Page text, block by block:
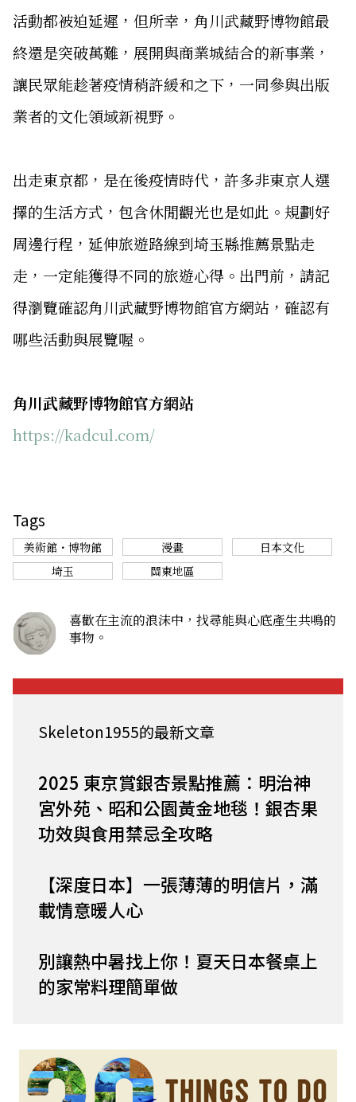
活動都被迫延遲，但所幸，角川武藏野博物館最
終還是突破萬難，展開與商業城結合的新事業，
讓民眾能趁著疫情稍許緩和之下，一同參與出版
業者的文化領域新視野。
出走東京都，是在後疫情時代，許多非東京人選
擇的生活方式，包含休閒觀光也是如此。規劃好
周邊行程，延伸旅遊路線到埼玉縣推薦景點走
走，一定能獲得不同的旅遊心得。出門前，請記
得瀏覽確認角川武藏野博物館官方網站，確認有
哪些活動與展覽喔。
角川武藏野博物館官方網站
https://kadcul.com/
Tags
美術館・博物館 漫畫
日本文化
埼玉
關東地區
喜歡在主流的浪沫中，找尋能與心底產生共鳴的
事物。
Skeleton1955的最新文章
2025 東京賞銀杏景點推薦：明治神
宮外苑、昭和公園黃金地毯！銀杏果
功效與食用禁忌全攻略
【深度日本】一張薄薄的明信片，滿
載情意暖人心
別讓熱中暑找上你！夏天日本餐桌上
的家常料理簡單做